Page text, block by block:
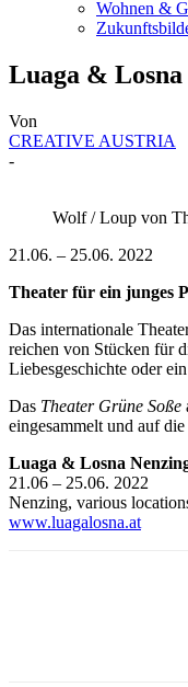
Wohnen &
Luaga &
Von
CREATIVE AUSTRIA
-
Wolf / Loup von
21.06. – 25.06. 2022
Theater für ein junges
Das internationale
reichen von Stücken für
Liebesgeschichte oder
Das Theater Grüne Soße
eingesammelt und auf
Luaga & Losna
21.06 – 25.06. 2022
Nenzing, various
www.luagalosna.at